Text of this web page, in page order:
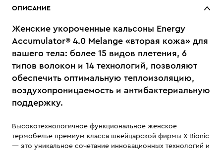
ОПИСАНИЕ
Женские укороченные кальсоны Energy
Accumulator® 4.0 Melange «вторая кожа» для
вашего тела: более 15 видов плетения, 6
типов волокон и 14 технологий, позволяют
обеспечить оптимальную теплоизоляцию,
воздухопроницаемость и антибактериальную
поддержку.
Высокотехнологичное функциональное женское
термобелье премиум класса швейцарской фирмы X-Bionic
— это уникальное сочетание инновационных технологий и